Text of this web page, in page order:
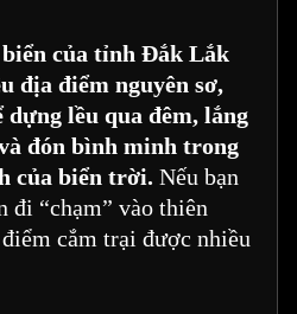
của tỉnh Đắk Lắk
địa điểm nguyên sơ,
lều qua đêm, lắng
đón bình minh trong
của biển trời. Nếu bạn
đi “chạm” vào thiên
cắm trại được nhiều